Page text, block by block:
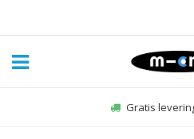
Gratis